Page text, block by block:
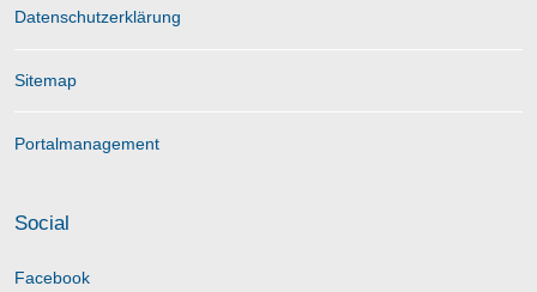
Datenschutzerklärung
Sitemap
Portalmanagement
Social
Facebook